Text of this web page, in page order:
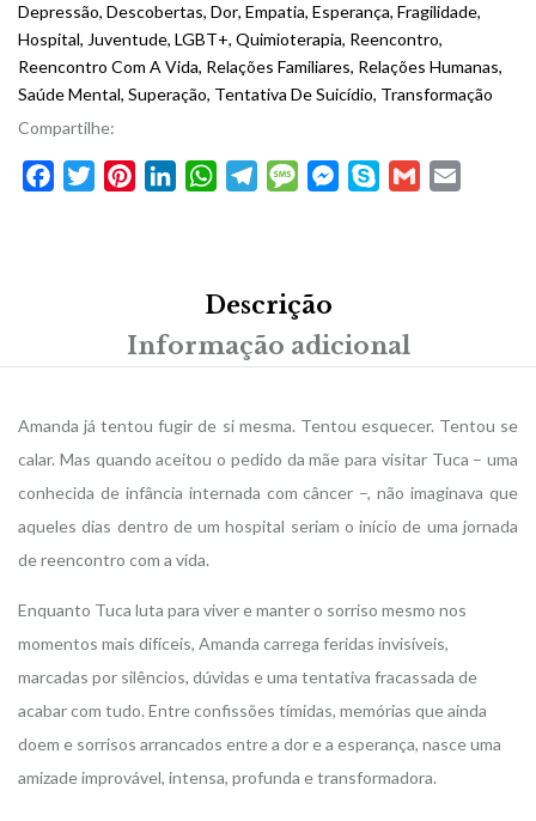
Depressão, Descobertas, Dor, Empatia, Esperança, Fragilidade,
Hospital, Juventude, LGBT+, Quimioterapia, Reencontro,
Reencontro Com A Vida, Relações Familiares, Relações Humanas,
Saúde Mental, Superação, Tentativa De Suicídio, Transformação
Compartilhe:
FacebookTwitterPinterestLinkedInWhatsAppTelegramMessageMessenger
Skype Gmail
Descrição
Informação adicional
Amanda já tentou fugir de si mesma. Tentou esquecer. Tentou se
calar. Mas quando aceitou o pedido da mãe para visitar Tuca – uma
conhecida de infância internada com câncer –, não imaginava que
aqueles dias dentro de um hospital seriam o início de uma jornada
de reencontro com a vida.
Enquanto Tuca luta para viver e manter o sorriso mesmo nos
momentos mais difíceis, Amanda carrega feridas invisíveis,
marcadas por silêncios, dúvidas e uma tentativa fracassada de
acabar com tudo. Entre confissões tímidas, memórias que ainda
doem e sorrisos arrancados entre a dor e a esperança, nasce uma
amizade improvável, intensa, profunda e transformadora.